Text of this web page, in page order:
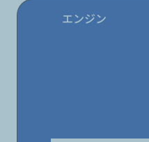
エンジン